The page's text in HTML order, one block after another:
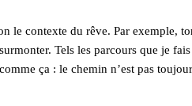
le contexte du rêve. Par exemple,
Tels les parcours que je
ça : le chemin n’est pas